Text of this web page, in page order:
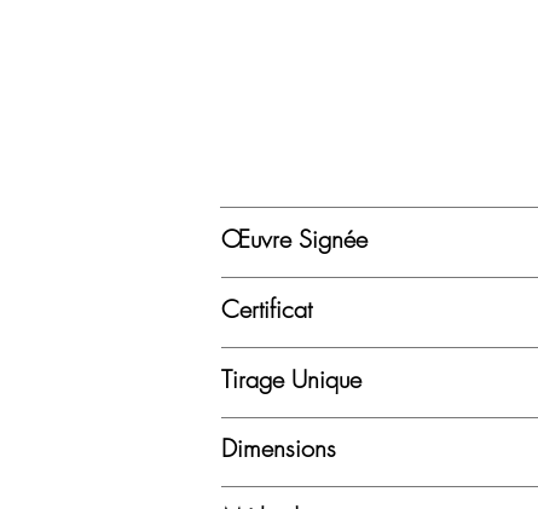
Œuvre Signée
Certificat
Tirage Unique
Dimensions